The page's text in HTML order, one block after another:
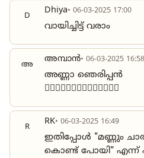
D Dhiya• 06-03-2025 17:00
വായിച്ചിട്ട് വരാം
അ അമ്പാൻ• 06-03-2025 16:58
അണ്ണാ ഞെരിപ്പൻ
❤️‍🔥❤️‍🔥❤️‍🔥❤️‍🔥❤️‍🔥❤️‍🔥❤️‍🔥
R RK• 06-03-2025 16:49
ഇതിപ്പോൾ "മണ്ണും
കൊണ്ട് പോയി"